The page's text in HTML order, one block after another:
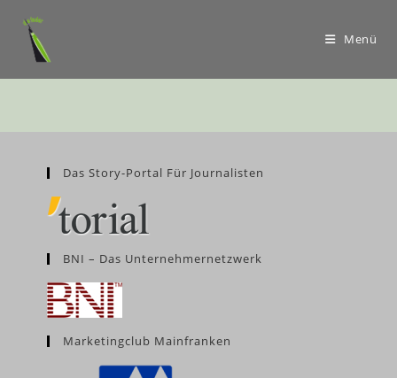
Menü
Das Story-Portal Für Journalisten
BNI – Das Unternehmernetzwerk
Marketingclub Mainfranken